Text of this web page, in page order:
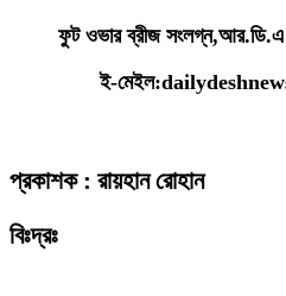
ফুট ওভার ব্রীজ সংলগ্ন,আর.ডি.এ
ই-
প্রকাশক : রায়হান রোহান
বিঃদ্রঃ